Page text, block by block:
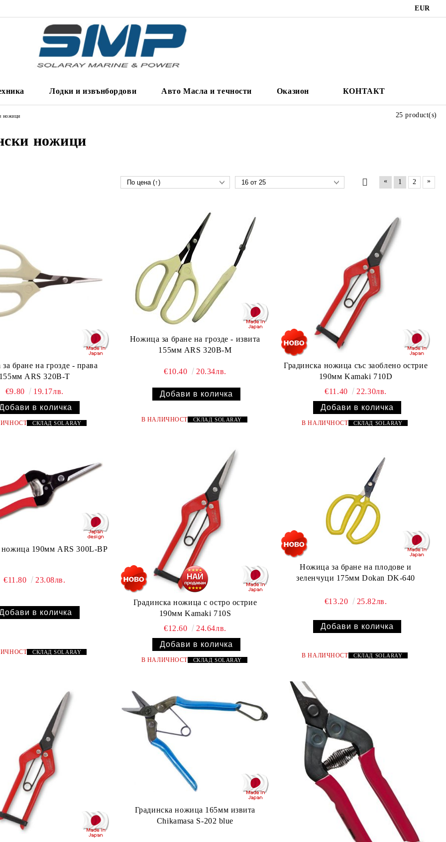
EUR
Лодки и извънбордови Авто Масла и течности Оказион КОНТАКТ
ножици
ножици
25 product(s)
« 1 2 »
бране на грозде - права
155мм ARS 320B-T
€9.80
19.17лв.
СКЛАДSOLARAY
Ножица за бране на грозде - извита
155мм ARS 320B-M
€10.40 20.34лв.
В НАЛИЧНОСТ СКЛАД SOLARAY
Градинска ножица със заоблено острие
190мм Kamaki 710D
€11.40
22.30лв.
В НАЛИЧНОСТ СКЛАД SOLARAY
ножица 190мм ARS 300L-BP
€11.80 23.08лв.
СКЛАДSOLARAY
Градинска ножица с остро острие
190мм Kamaki 710S
€12.60
24.64лв.
В НАЛИЧНОСТ СКЛАД SOLARAY
Ножица за бране на плодове и
зеленчуци 175мм Dokan DK-640
€13.20 25.82лв.
В НАЛИЧНОСТ СКЛАД SOLARAY
Градинска ножица 165мм извита
Chikamasa S-202 blue